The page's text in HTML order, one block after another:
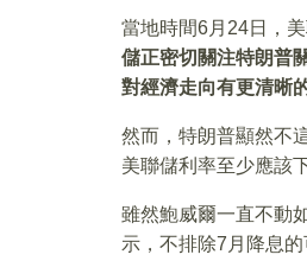
當地時間6月24日，
儲正密切關注特朗普
對經濟走向有更清晰
然而，特朗普顯然不
美聯儲利率至少應該
雖然鮑威爾一直不動
示，不排除7月降息